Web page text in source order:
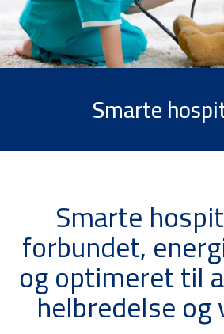
Smarte
Smarte
forbundet,
og optimeret til
helbredelse